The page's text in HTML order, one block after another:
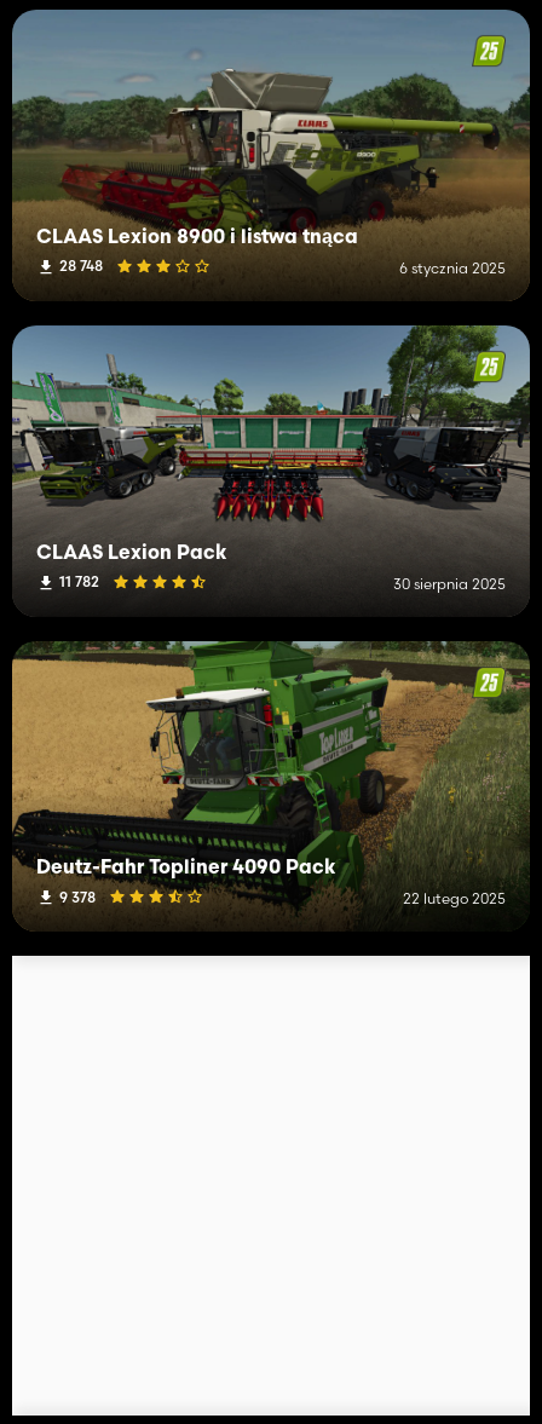
CLAAS Lexion 8900 i listwa tnąca
28 748 6 stycznia 2025
CLAAS Lexion Pack
11 782 30 sierpnia 2025
Deutz-Fahr Topliner 4090 Pack
9 378 22 lutego 2025